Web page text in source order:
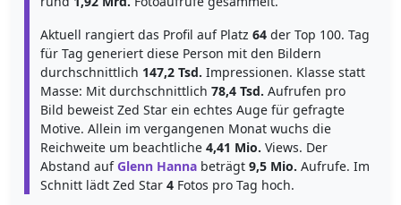
Aktuell rangiert das Profil auf Platz 64 der Top 100. Tag
für Tag generiert diese Person mit den Bildern
durchschnittlich 147,2 Tsd. Impressionen. Klasse statt
Masse: Mit durchschnittlich 78,4 Tsd. Aufrufen pro
Bild beweist Zed Star ein echtes Auge für gefragte
Motive. Allein im vergangenen Monat wuchs die
Reichweite um beachtliche 4,41 Mio. Views. Der
Abstand aufGlenn Hanna beträgt 9,5 Mio. Aufrufe. Im
Schnitt lädt Zed Star 4 Fotos pro Tag hoch.